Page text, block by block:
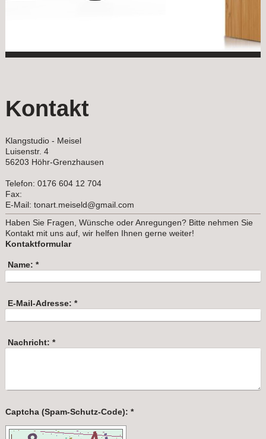
Kontakt
Klangstudio - Meisel
Luisenstr. 4
56203 Höhr-Grenzhausen
Telefon: 0176 604 12 704
Fax:
E-Mail: tonart.meiseld@gmail.com
Haben Sie Fragen, Wünsche oder Anregungen? Bitte nehmen Sie
Kontakt mit uns auf, wir helfen Ihnen gerne weiter!
Kontaktformular
Name: *
E-Mail-Adresse: *
Nachricht: *
Captcha (Spam-Schutz-Code): *